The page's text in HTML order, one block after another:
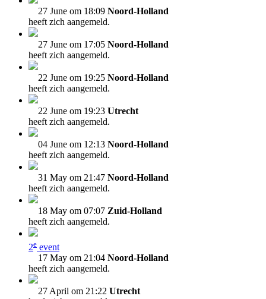
27 June om 18:09 Noord-Holland
heeft zich aangemeld.
27 June om 17:05 Noord-Holland
heeft zich aangemeld.
22 June om 19:25 Noord-Holland
heeft zich aangemeld.
22 June om 19:23 Utrecht
heeft zich aangemeld.
04 June om 12:13 Noord-Holland
heeft zich aangemeld.
31 May om 21:47 Noord-Holland
heeft zich aangemeld.
18 May om 07:07 Zuid-Holland
heeft zich aangemeld.
2e event
17 May om 21:04 Noord-Holland
heeft zich aangemeld.
27 April om 21:22 Utrecht